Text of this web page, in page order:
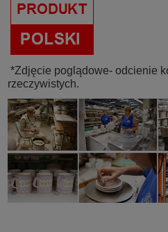
*Zdjęcie poglądowe- odcienie
rzeczywistych.